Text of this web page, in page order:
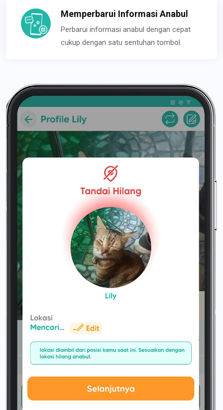
Memperbarui Informasi Anabul
Perbarui informasi anabul dengan cepat
cukup dengan satu sentuhan tombol.